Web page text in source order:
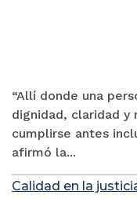
“Allí donde una
dignidad, claridad y
cumplirse antes
afirmó la...
Calidad en la